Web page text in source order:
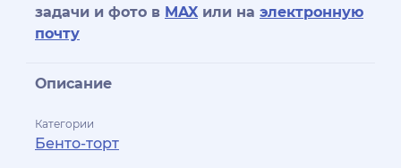
задачи и фото в MAX или на электронную
почту
Описание
Категории
Бенто-торт